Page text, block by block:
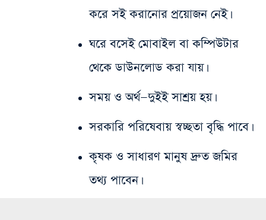
করে সই করানোর প্রয়োজন নেই।
ঘরে বসেই মোবাইল বা কম্পিউটার
থেকে ডাউনলোড করা যায়।
সময় ও অর্থ—দুইই সাশ্রয় হয়।
সরকারি পরিষেবায় স্বচ্ছতা বৃদ্ধি পাবে।
কৃষক ও সাধারণ মানুষ দ্রুত জমির
তথ্য পাবেন।